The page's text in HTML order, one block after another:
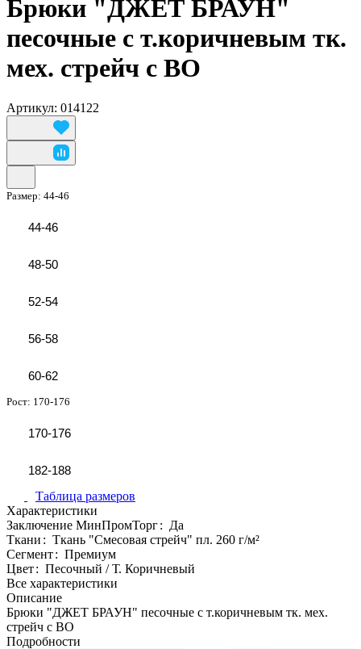
Брюки "ДЖЕТ БРАУН"
песочные с т.коричневым тк.
мех. стрейч с ВО
Артикул: 014122
Размер: 44-46
44-46
48-50
52-54
56-58
60-62
Рост: 170-176
170-176
182-188
Таблица размеров
Характеристики
Заключение МинПромТорг: Да
Ткани: Ткань "Смесовая стрейч" пл. 260 г/м²
Сегмент: Премиум
Цвет: Песочный / Т. Коричневый
Все характеристики
Описание
Брюки "ДЖЕТ БРАУН" песочные с т.коричневым тк. мех.
стрейч с ВО
Подробности